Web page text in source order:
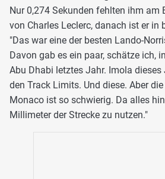
Nur 0,274 Sekunden fehlten ihm am
von Charles Leclerc, danach ist er in
"Das war eine der besten Lando-
Davon gab es ein paar, schätze ich,
Abu Dhabi letztes Jahr. Imola dieses
den Track Limits. Und diese. Aber
Monaco ist so schwierig. Da alles
Millimeter der Strecke zu nutzen."